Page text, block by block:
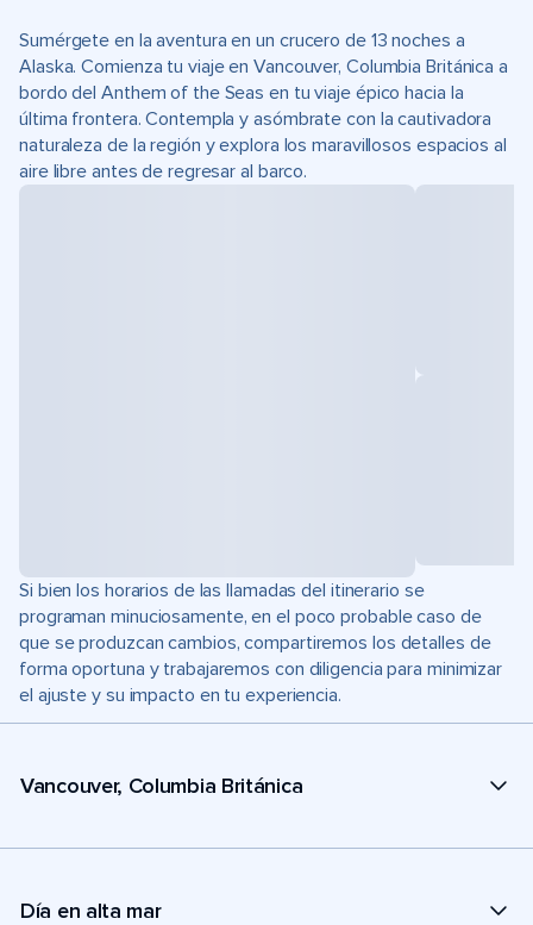
Sumérgete en la aventura en un crucero de 13 noches a
Alaska. Comienza tu viaje en Vancouver, Columbia Británica a
bordo del Anthem of the Seas en tu viaje épico hacia la
última frontera. Contempla y asómbrate con la cautivadora
naturaleza de la región y explora los maravillosos espacios al
aire libre antes de regresar al barco.
Si bien los horarios de las llamadas del itinerario se
programan minuciosamente, en el poco probable caso de
que se produzcan cambios, compartiremos los detalles de
forma oportuna y trabajaremos con diligencia para minimizar
el ajuste y su impacto en tu experiencia.
Vancouver, Columbia Británica
Día en alta mar